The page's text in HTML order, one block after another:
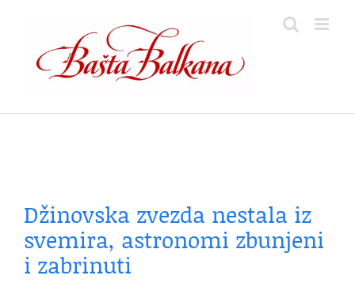
content
Džinovska zvezda nestala iz
svemira, astronomi zbunjeni
i zabrinuti